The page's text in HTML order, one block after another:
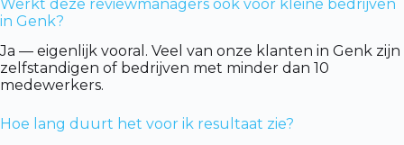
Werkt deze reviewmanagers ook voor kleine bedrijven
in Genk?
Ja — eigenlijk vooral. Veel van onze klanten in Genk zijn
zelfstandigen of bedrijven met minder dan 10
medewerkers.
Hoe lang duurt het voor ik resultaat zie?